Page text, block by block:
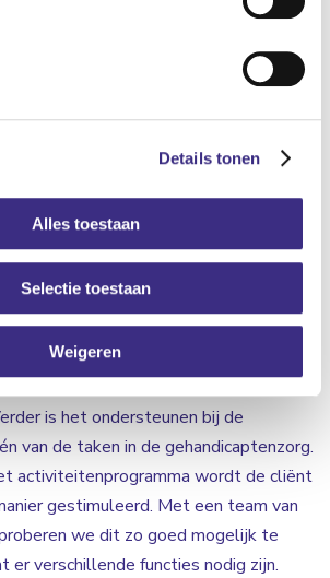
Details tonen
Alles toestaan
Selectie toestaan
Weigeren
Bij Alliade zijn verschillende
wonen met hulp. De mate van
varieert van lichte zorg tot intensieve
op zoek naar nieuwe collega’s die de
en begeleiden zodat
worden naar kansen. Ook
Dagelijkse Levensverrichtingen
is het ondersteunen bij de
van de taken in de gehandicaptenzorg.
activiteitenprogramma wordt de cliënt
gestimuleerd. Met een team van
we dit zo goed mogelijk te
er verschillende functies nodig zijn.